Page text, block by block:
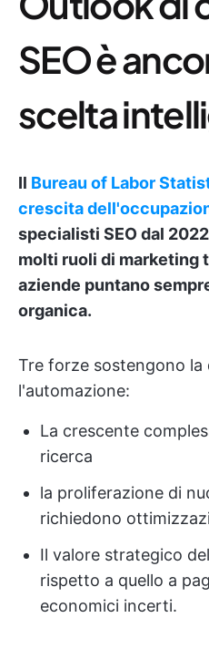
SEO è
scelta
Il Bureau of Labor
crescita
specialisti SEO dal
molti ruoli di marketing
aziende puntano
organica.
Tre forze sostengono
l'automazione:
La crescente
ricerca
la proliferazione di
richiedono
Il valore strategico
rispetto a quello a
economici incerti.